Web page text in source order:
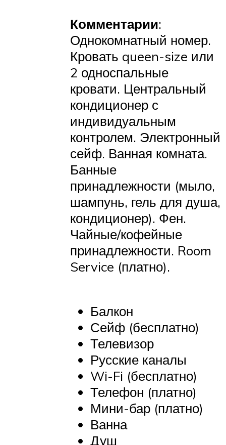
Комментарии:
Однокомнатный номер.
Кровать queen-size или
2 односпальные
кровати. Центральный
кондиционер с
индивидуальным
контролем. Электронный
сейф. Ванная комната.
Банные
принадлежности (мыло,
шампунь, гель для душа,
кондиционер). Фен.
Чайные/кофейные
принадлежности. Room
Service (платно).
Балкон
Сейф (бесплатно)
Телевизор
Русские каналы
Wi-Fi (бесплатно)
Телефон (платно)
Мини-бар (платно)
Ванна
Душ